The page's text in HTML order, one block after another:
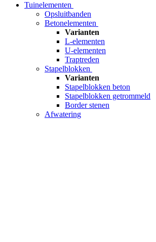
Tuinelementen
Opsluitbanden
Betonelementen
Varianten
L-elementen
U-elementen
Traptreden
Stapelblokken
Varianten
Stapelblokken beton
Stapelblokken getrommeld
Border stenen
Afwatering